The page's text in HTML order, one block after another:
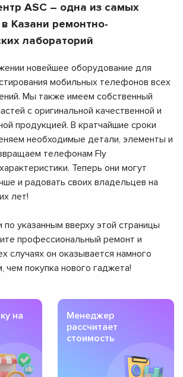
ASC – одна из самых
Казани ремонтно-
лабораторий
новейшее оборудование для
мобильных телефонов всех
Мы также имеем собственный
с оригинальной качественной и
продукцией. В кратчайшие сроки
необходимые детали, элементы и
телефонам Fly
Теперь они могут
и радовать своих владельцев на
лет!
указанным вверху этой страницы
профессиональный ремонт и
случаях он оказывается намного
чем покупка нового гаджета!
на
Менеджер
рассчитает
стоимость